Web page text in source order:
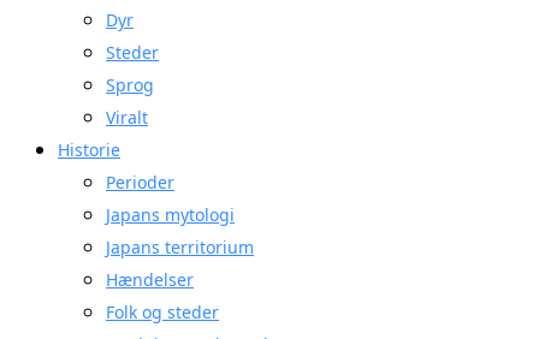
Dyr
Steder
Sprog
Viralt
Historie
Perioder
Japans mytologi
Japans territorium
Hændelser
Folk og steder